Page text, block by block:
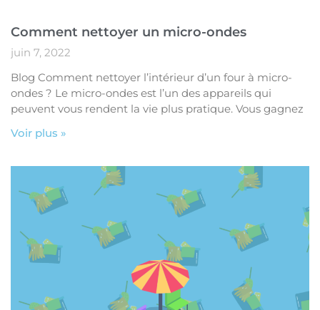
Comment nettoyer un micro-ondes
juin 7, 2022
Blog Comment nettoyer l’intérieur d’un four à micro-
ondes ? Le micro-ondes est l’un des appareils qui
peuvent vous rendent la vie plus pratique. Vous gagnez
Voir plus »